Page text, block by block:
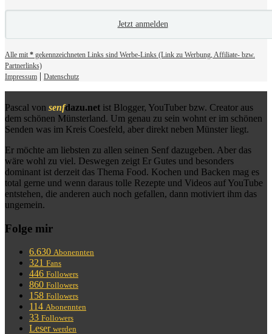
Jetzt anmelden
Alle mit * gekennzeichneten Links sind Werbe-Links (Link zu Werbung, Affiliate- bzw.
Partnerlinks)
Impressum | Datenschutz
Pascal von senfdazu.net ist Blogger, YouTuber bzw. Creator aus
dem schönen Münsterland. Um genau zu sein wohnt er im schönen
Senden was im Kreis Coesfeld, aber direkt neben Münster liegt.
Er möchte am liebsten zu allen seinen Senf dazugeben. Aber das
wäre wohl zu viel. Deswegen zeigt Er Gutes und besonders
dominant ist derzeit das Thema Food. Kochen und Backen mag es
total gerne und wenn daraus tolle Rezepte und Videos auf YouTube
entstehen, die anderen auch noch gefallen, dann motiviert ihm das
ungemein.
Folge mir
6.630 Abonennten
321 Fans
446 Followers
860 Followers
158 Followers
114 Abonennten
33 Followers
Leser werden